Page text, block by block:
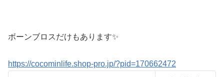
ボーンブロスだけもあります✨
https://cocominlife.shop-pro.jp/?pid=170662472